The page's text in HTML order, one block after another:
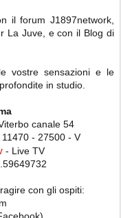
il forum J1897network
La Juve, e con il Blog di
vostre sensazioni e le
in studio.
canale 54
- 27500 - V
- Live TV
con gli ospiti: